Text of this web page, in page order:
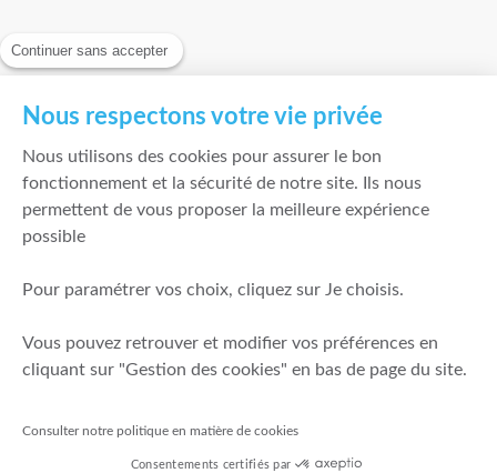
Continuer sans accepter
Nous respectons votre vie privée
Nous utilisons des cookies pour assurer le bon
fonctionnement et la sécurité de notre site. Ils nous
permettent de vous proposer la meilleure expérience
possible
Pour paramétrer vos choix, cliquez sur Je choisis.
Vous pouvez retrouver et modifier vos préférences en
cliquant sur "Gestion des cookies" en bas de page du site.
Consulter notre politique en matière de cookies
Consentements certifiés par